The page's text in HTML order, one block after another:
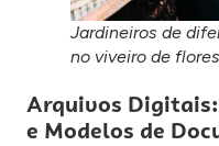
Jardineiros de
no viveiro de
Arquivos
e Modelos de